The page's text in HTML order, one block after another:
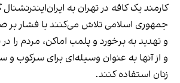
کارمند یک کافه در تهران به
جمهوری اسلامی تلاش می‌کنند با فشار بر
و تهدید به برخورد و پلمب اماکن، مردم را
و از آنها به عنوان وسیله‌ای برای سرکوب
زنان استفاده کنند.